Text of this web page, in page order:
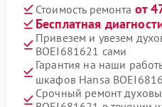
Стоимость ремонта от
Бесплатная
Привезем и увезем
BOEI681621 сами
Гарантия на наши
шкафов Hansa
Срочный ремонт